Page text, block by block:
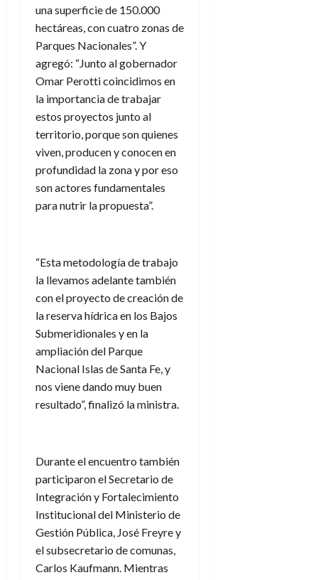
una superficie de 150.000
hectáreas, con cuatro zonas de
Parques Nacionales”. Y
agregó: “Junto al gobernador
Omar Perotti coincidimos en
la importancia de trabajar
estos proyectos junto al
territorio, porque son quienes
viven, producen y conocen en
profundidad la zona y por eso
son actores fundamentales
para nutrir la propuesta”.
“Esta metodología de trabajo
la llevamos adelante también
con el proyecto de creación de
la reserva hídrica en los Bajos
Submeridionales y en la
ampliación del Parque
Nacional Islas de Santa Fe, y
nos viene dando muy buen
resultado”, finalizó la ministra.
Durante el encuentro también
participaron el Secretario de
Integración y Fortalecimiento
Institucional del Ministerio de
Gestión Pública, José Freyre y
el subsecretario de comunas,
Carlos Kaufmann. Mientras